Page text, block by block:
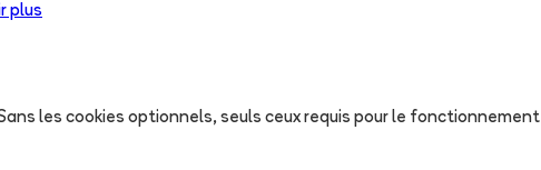
plus
les cookies optionnels, seuls ceux requis pour le fonctionnement